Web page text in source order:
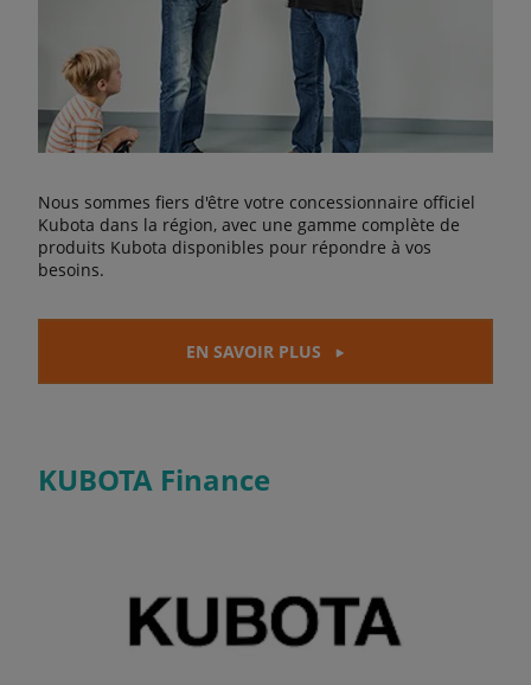
Nous sommes fiers d'être votre concessionnaire officiel
Kubota dans la région, avec une gamme complète de
produits Kubota disponibles pour répondre à vos
besoins.
EN SAVOIR PLUS
KUBOTA Finance